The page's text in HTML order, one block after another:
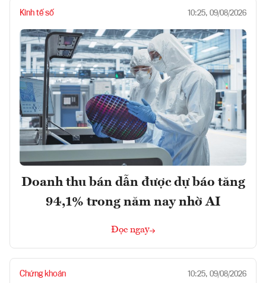
Kinh tế số 10:25, 09/08/2026
Doanh thu bán dẫn được dự báo tăng
94,1% trong năm nay nhờ AI
Đọc ngay
Chứng khoán 10:25, 09/08/2026